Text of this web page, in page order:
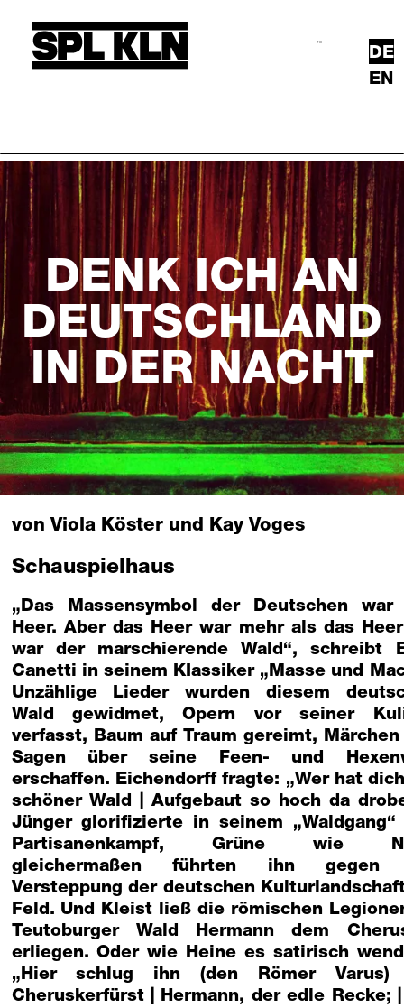
Hauptmenü
DE
EN
DENK ICH AN
DEUTSCHLAND
IN DER NACHT
von Viola Köster und Kay Voges
Schauspielhaus
„Das Massensymbol der Deutschen war
Heer. Aber das Heer war mehr als das
war der marschierende Wald“, schreibt
Canetti in seinem KIassiker „Masse und
Unzählige Lieder wurden diesem
Wald gewidmet, Opern vor seiner
verfasst, Baum auf Traum gereimt, Märchen
Sagen über seine Feen- und
erschaffen. Eichendorff fragte: „Wer hat
schöner Wald | Aufgebaut so hoch da
Jünger glorifizierte in seinem „Waldgang“
Partisanenkampf, Grüne wie
gleichermaßen führten ihn gegen
Versteppung der deutschen
Feld. Und Kleist ließ die römischen
Teutoburger Wald Hermann dem
erliegen. Oder wie Heine es satirisch
„Hier schlug ihn (den Römer Varus)
Cheruskerfürst | Hermann, der edle Recke;